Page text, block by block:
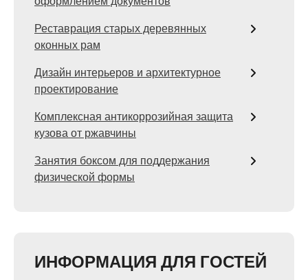
Реставрация старых деревянных
оконных рам
Дизайн интерьеров и архитектурное
проектирование
Комплексная антикоррозийная защита
кузова от ржавчины
Занятия боксом для поддержания
физической формы
ИНФОРМАЦИЯ ДЛЯ ГОСТЕЙ